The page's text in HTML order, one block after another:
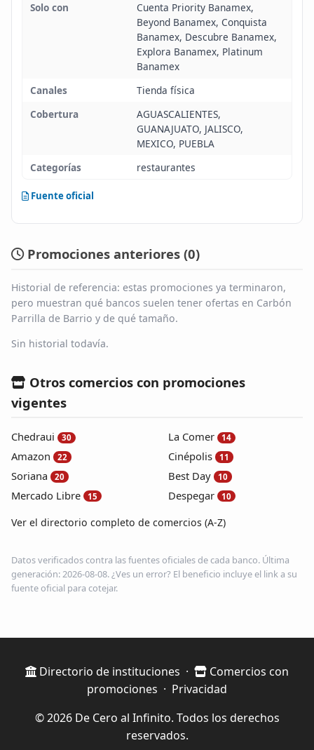
Solo con
Cuenta Priority Banamex,
Beyond Banamex, Conquista
Banamex, Descubre Banamex,
Explora Banamex, Platinum
Banamex
Canales
Tienda física
Cobertura
AGUASCALIENTES,
GUANAJUATO, JALISCO,
MEXICO, PUEBLA
Categorías
restaurantes
Fuente oficial
Promociones anteriores (0)
Historial de referencia: estas promociones ya terminaron,
pero muestran qué bancos suelen tener ofertas en Carbón
Parrilla de Barrio y de qué tamaño.
Sin historial todavía.
Otros comercios con promociones
vigentes
Chedraui 30
Amazon 22
Soriana 20
Mercado Libre 15
La Comer 14
Cinépolis 11
Best Day 10
Despegar 10
Ver el directorio completo de comercios (A-Z)
Datos verificados contra las fuentes oficiales de cada banco. Última
generación: 2026-08-08. ¿Ves un error? El beneficio incluye el link a su
fuente oficial para cotejar.
Directorio de instituciones ·
Comercios con
promociones · Privacidad
© 2026 De Cero al Infinito. Todos los derechos
reservados.